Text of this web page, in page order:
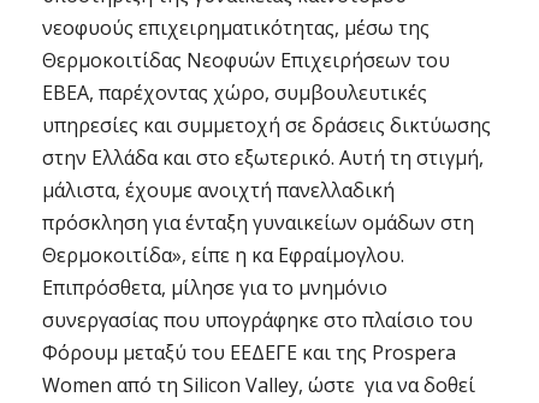
νεοφυούς επιχειρηματικότητας, μέσω της
Θερμοκοιτίδας Νεοφυών Επιχειρήσεων του
ΕΒΕΑ, παρέχοντας χώρο, συμβουλευτικές
υπηρεσίες και συμμετοχή σε δράσεις δικτύωσης
στην Ελλάδα και στο εξωτερικό. Αυτή τη στιγμή,
μάλιστα, έχουμε ανοιχτή πανελλαδική
πρόσκληση για ένταξη γυναικείων ομάδων στη
Θερμοκοιτίδα», είπε η κα Εφραίμογλου.
Επιπρόσθετα, μίλησε για το μνημόνιο
συνεργασίας που υπογράφηκε στο πλαίσιο του
Φόρουμ μεταξύ του ΕΕΔΕΓΕ και της Prospera
Women από τη Silicon Valley, ώστε για να δοθεί